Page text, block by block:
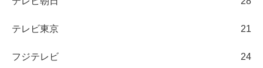
テレビ東京 21
フジテレビ 24